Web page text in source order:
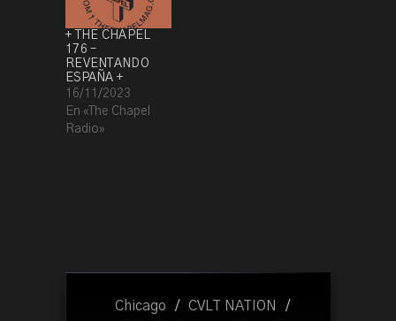
+ THE CHAPEL
176 –
REVENTANDO
ESPAÑA +
16/11/2023
En «The Chapel
Radio»
Chicago / CVLT NATION
/